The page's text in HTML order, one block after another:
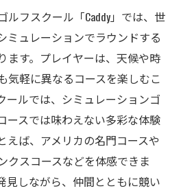
ルフスクール「Caddy」では、世
ミュレーションでラウンドする
ます。プレイヤーは、天候や時
気軽に異なるコースを楽しむこ
ールでは、シミュレーションゴ
ースでは味わえない多彩な体験
えば、アメリカの名門コースや
クスコースなどを体感できま
見しながら、仲間とともに競い